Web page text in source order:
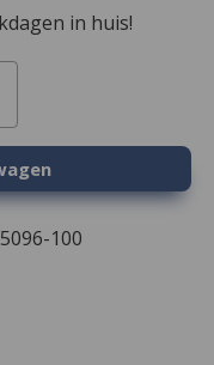
in huis!
100